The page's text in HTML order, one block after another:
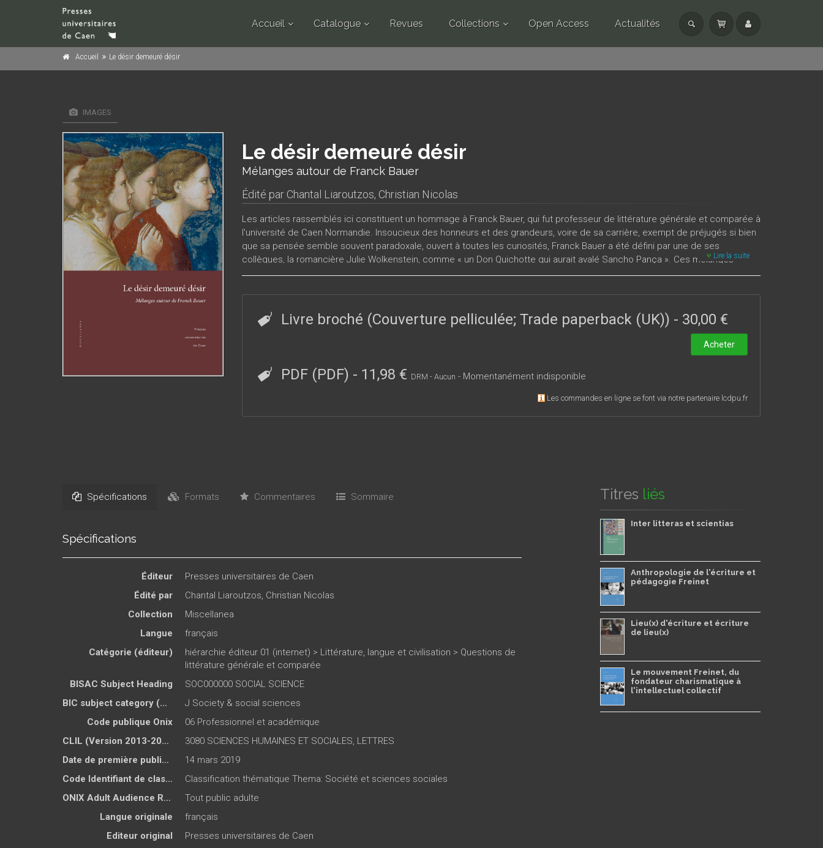
Accueil Catalogue Revues Collections Open Access Actualités
Accueil Le désir demeuré désir
IMAGES
Le désir demeuré désir
Mélanges autour de Franck Bauer
Édité par Chantal Liaroutzos, Christian Nicolas
Les articles rassemblés ici constituent un hommage à Franck Bauer, qui fut professeur de littérature générale et comparée à
l'université de Caen Normandie. Insoucieux des honneurs et des grandeurs, voire de sa carrière, exempt de préjugés si bien
que sa pensée semble souvent paradoxale, ouvert à toutes les curiosités, Franck Bauer a été défini par une de ses
collègues, la romancière Julie Wolkenstein, comme « un Don Quichotte qui aurait avalé Sancho Pança ». Ces mélanges
veulent être, à l’image de leur dédicataire, éclectiques, généreux et non conformistes. On y retrouvera la diversité des
lui-même.
Lire la suite
Livre broché (Couverture pelliculée; Trade paperback (UK)) - 30,00 €
Acheter
PDF (PDF) - 11,98 € DRM - Aucun - Momentanément indisponible
Les commandes en ligne se font via notre partenaire lcdpu.fr
Spécifications Formats Commentaires Sommaire
Spécifications
Éditeur
Presses universitaires de Caen
Édité par
Chantal Liaroutzos Christian Nicolas
Collection
Miscellanea
Langue
français
Catégorie (éditeur)
hiérarchie éditeur 01 (internet) > Littérature, langue et civilisation > Questions de
littérature générale et comparée
BISAC Subject Heading
SOC000000 SOCIAL SCIENCE
BIC subject category (UK)
J Society & social sciences
Code publique Onix
06 Professionnel et académique
CLIL (Version 2013-2019 )
3080 SCIENCES HUMAINES ET SOCIALES, LETTRES
Date de première publication du titre
14 mars 2019
Code Identifiant de classement sujet
Classification thématique Thema: Société et sciences sociales
ONIX Adult Audience Rating
Tout public adulte
Langue originale
français
Editeur original
Presses universitaires de Caen
Titres liés
Inter litteras et scientias
Anthropologie de l'écriture et
pédagogie Freinet
Lieu(x) d'écriture et écriture
de lieu(x)
Le mouvement Freinet, du
fondateur charismatique à
l'intellectuel collectif